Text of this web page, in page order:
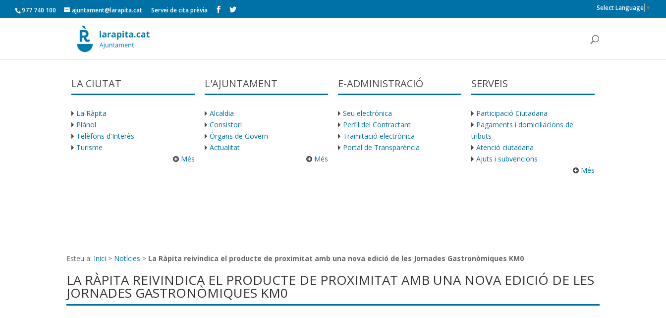
977 740 100 ajuntament@larapita.cat Servei de cita prèvia Select Language ▼
LA CIUTAT
La Ràpita
Plànol
Telèfons d'Interès
Turisme
Més
L'AJUNTAMENT
Alcaldia
Consistori
Òrgans de Govern
Actualitat
Més
E-ADMINISTRACIÓ
Seu electrònica
Perfil del Contractant
Tramitació electrònica
Portal de Transparència
SERVEIS
Participació Ciutadana
Pagaments i domiciliacions de
tributs
Atenció ciutadana
Ajuts i subvencions
Més
Esteu a: Inici > Notícies > La Ràpita reivindica el producte de proximitat amb una nova edició de les Jornades Gastronòmiques KM0
LA RÀPITA REIVINDICA EL PRODUCTE DE PROXIMITAT AMB UNA NOVA EDICIÓ DE LES
JORNADES GASTRONÒMIQUES KM0